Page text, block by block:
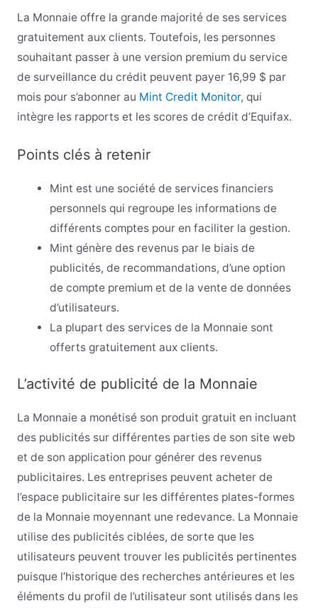
La Monnaie offre la grande majorité de ses services
gratuitement aux clients. Toutefois, les personnes
souhaitant passer à une version premium du service
de surveillance du crédit peuvent payer 16,99 $ par
mois pour s’abonner au Mint Credit Monitor, qui
intègre les rapports et les scores de crédit d’Equifax.
Points clés à retenir
Mint est une société de services financiers
personnels qui regroupe les informations de
différents comptes pour en faciliter la gestion.
Mint génère des revenus par le biais de
publicités, de recommandations, d’une option
de compte premium et de la vente de données
d’utilisateurs.
La plupart des services de la Monnaie sont
offerts gratuitement aux clients.
L’activité de publicité de la Monnaie
La Monnaie a monétisé son produit gratuit en incluant
des publicités sur différentes parties de son site web
et de son application pour générer des revenus
publicitaires. Les entreprises peuvent acheter de
l’espace publicitaire sur les différentes plates-formes
de la Monnaie moyennant une redevance. La Monnaie
utilise des publicités ciblées, de sorte que les
utilisateurs peuvent trouver les publicités pertinentes
puisque l’historique des recherches antérieures et les
éléments du profil de l’utilisateur sont utilisés dans les